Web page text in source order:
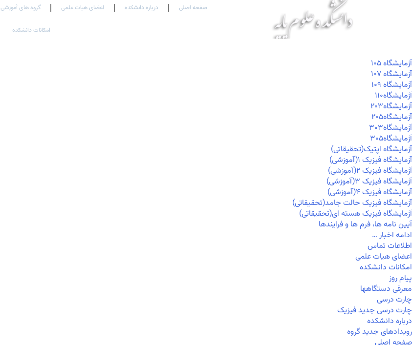
صفحه اصلی درباره دانشکده اعضای هیات علمی گروه های آموزشی
امکانات دانشکده
آزمايشگاه ۱۰۵
آزمايشگاه ۱۰۷
آزمايشگاه ۱۰۹
آزمايشگاه۱۱۰
آزمايشگاه۲۰۳
آزمايشگاه۲۰۵
آزمايشگاه۳۰۳
آزمايشگاه۳۰۵
آزمایشگاه اپتیک(تحقیقاتی)
آزمایشگاه فیزیک ۱(آموزشی)
آزمایشگاه فیزیک ۲(آموزشی)
آزمایشگاه فیزیک ۳(آموزشی)
آزمایشگاه فیزیک ۴(آموزشی)
آزمایشگاه فیزیک حالت جامد(تحقیقاتی)
آزمایشگاه فیزیک هسته ای(تحقیقاتی)
آیین نامه ها، فرم ها و فرایندها
ادامه اخبار …
اطلاعات تماس
اعضای هیات علمی
امکانات دانشکده
پیام روز
معرفی دستگاهها
چارت درسی
چارت درسی جدید فیزیک
درباره دانشکده
رویدادهای جدید گروه